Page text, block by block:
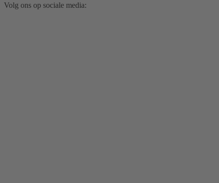
Volg ons op sociale media: